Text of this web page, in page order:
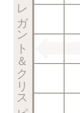
エレガント＆クリスピー